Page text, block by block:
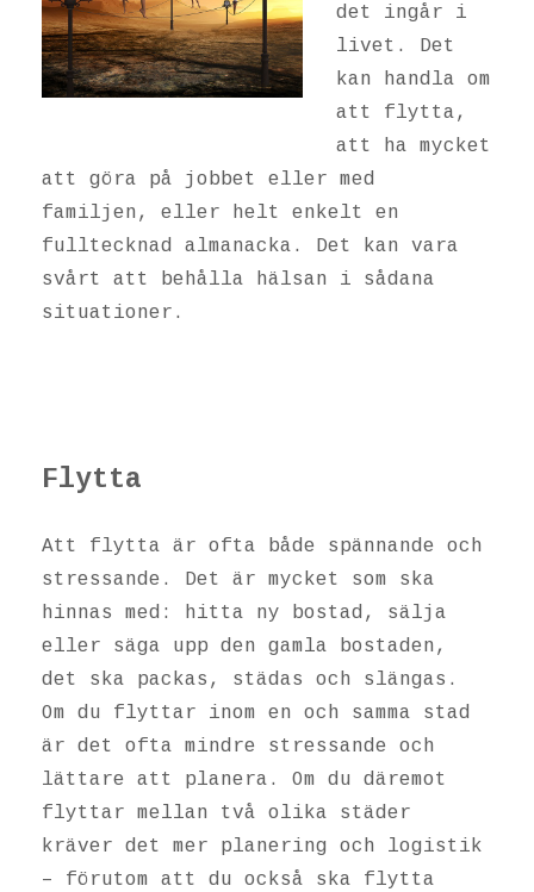
det ingår i
livet. Det
kan handla om
att flytta,
att ha mycket
att göra på jobbet eller med
familjen, eller helt enkelt en
fulltecknad almanacka. Det kan vara
svårt att behålla hälsan i sådana
situationer.
Flytta
Att flytta är ofta både spännande och
stressande. Det är mycket som ska
hinnas med: hitta ny bostad, sälja
eller säga upp den gamla bostaden,
det ska packas, städas och slängas.
Om du flyttar inom en och samma stad
är det ofta mindre stressande och
lättare att planera. Om du däremot
flyttar mellan två olika städer
kräver det mer planering och logistik
– förutom att du också ska flytta